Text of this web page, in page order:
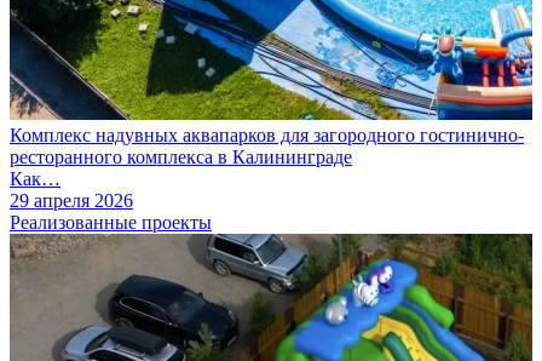
Комплекс надувных аквапарков для загородного гостинично-
ресторанного комплекса в Калининграде
Как…
29 апреля 2026
Реализованные проекты